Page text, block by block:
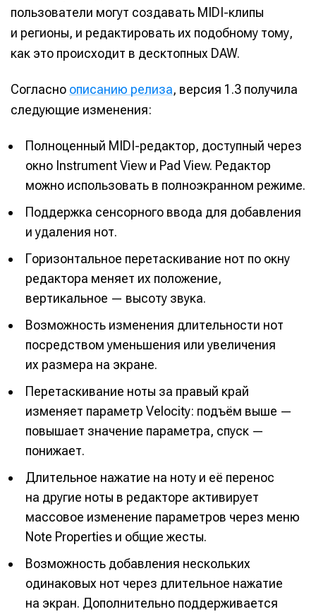
пользователи могут создавать MIDI-клипы
и регионы, и редактировать их подобному тому,
как это происходит в десктопных DAW.
Согласно описанию релиза, версия 1.3 получила
следующие изменения:
Полноценный MIDI-редактор, доступный через
окно Instrument View и Pad View. Редактор
можно использовать в полноэкранном режиме.
Поддержка сенсорного ввода для добавления
и удаления нот.
Горизонтальное перетаскивание нот по окну
редактора меняет их положение,
вертикальное — высоту звука.
Возможность изменения длительности нот
посредством уменьшения или увеличения
их размера на экране.
Перетаскивание ноты за правый край
изменяет параметр Velocity: подъём выше —
повышает значение параметра, спуск —
понижает.
Длительное нажатие на ноту и её перенос
на другие ноты в редакторе активирует
массовое изменение параметров через меню
Note Properties и общие жесты.
Возможность добавления нескольких
одинаковых нот через длительное нажатие
на экран. Дополнительно поддерживается